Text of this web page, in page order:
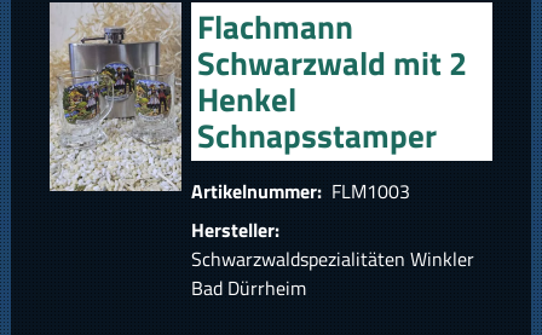
Flachmann
Schwarzwald mit 2
Henkel
Schnapsstamper
Artikelnummer: FLM1003
Hersteller:
Schwarzwaldspezialitäten Winkler
Bad Dürrheim